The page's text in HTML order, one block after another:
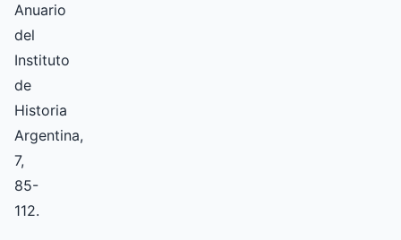
Anuario
del
Instituto
de
Historia
Argentina,
7,
85-
112.